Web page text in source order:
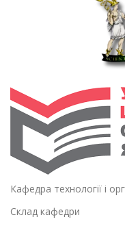
Кафедра технології і
Склад кафедри